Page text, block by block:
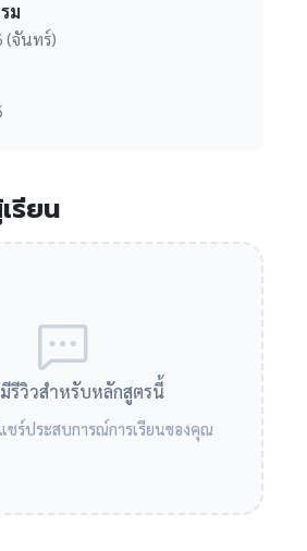
ม
(จันทร์)
รียน
รีวิวสำหรับหลักสูตรนี้
ร์ประสบการณ์การเรียนของคุณ